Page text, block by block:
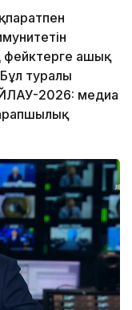
фейктерге ашық
туралы
2026: медиа